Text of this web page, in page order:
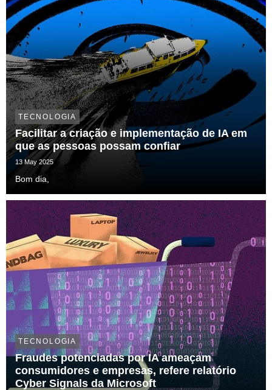
TECNOLOGIA
Facilitar a criação e implementação de IA em
que as pessoas possam confiar
13 May 2025
Bom dia,
TECNOLOGIA
Fraudes potenciadas por IA ameaçam
consumidores e empresas, refere relatório
Cyber Signals da Microsoft